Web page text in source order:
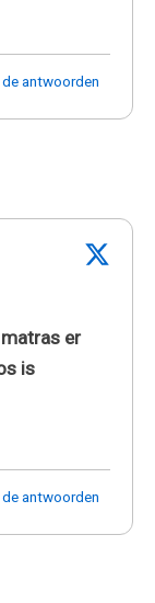
de antwoorden
er
is
de antwoorden